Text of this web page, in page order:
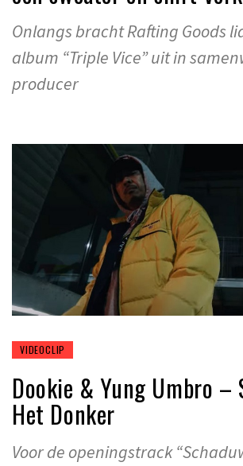
Onlangs bracht Rafting Goods
album “Triple Vice” uit in
producer
VIDEOCLIP
Dookie & Yung Umbro –
Het Donker
Voor de openingstrack